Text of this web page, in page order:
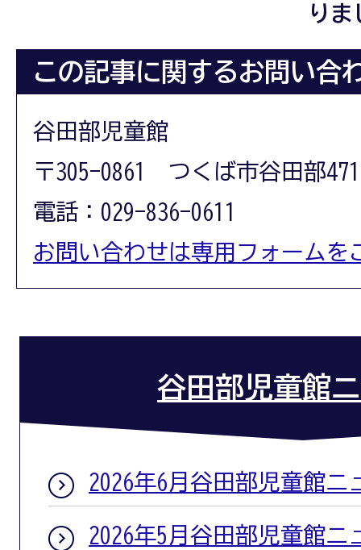
りま
この記事に関するお問い合
谷田部児童館
〒305-0861 つくば市谷田部
電話：029-836-0611
お問い合わせは専用フォームを
谷田部児童館
2026年6月谷田部児童館ニ
2026年5月谷田部児童館ニ